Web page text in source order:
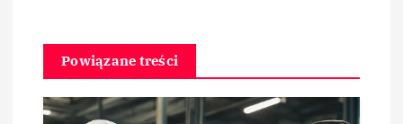
a
c
Powiązane treści